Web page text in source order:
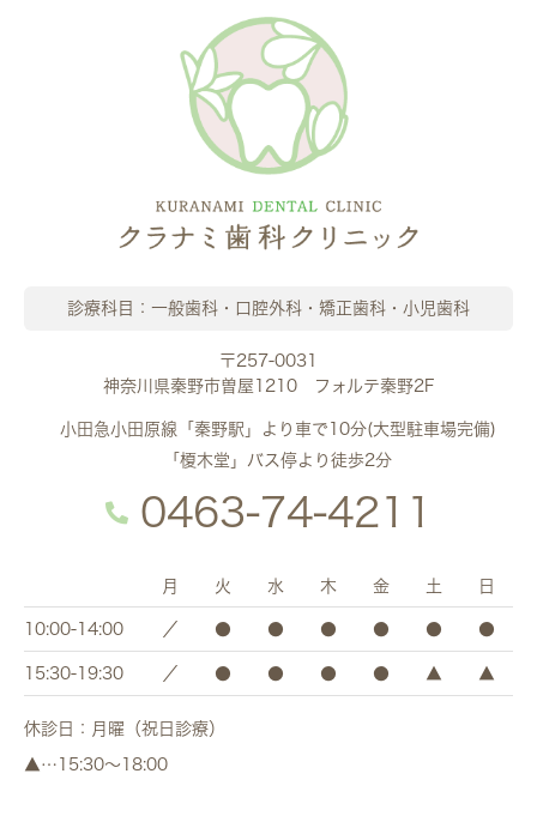
診療科目：一般歯科・口腔外科・矯正歯科・小児歯科
〒257-0031
神奈川県秦野市曽屋1210 フォルテ秦野2F
小田急小田原線「秦野駅」より車で10分(大型駐車場完備)
「榎木堂」バス停より徒歩2分
0463-74-4211
月 火 水 木 金 土 日
10:00-14:00 ／ ● ● ● ● ● ●
15:30-19:30 ／ ● ● ● ● ▲ ▲
休診日：月曜（祝日診療）
▲…15:30～18:00